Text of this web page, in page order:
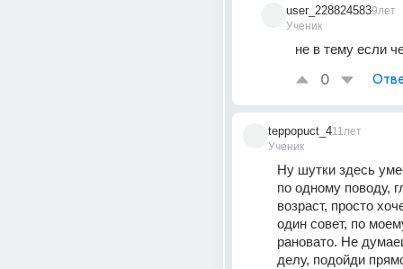
user_228824583
Ученик
9лет
не в тему если
0
teppopuct_4
Ученик
11лет
Ну шутки здесь
по одному поводу,
возраст, просто
один совет, по
рановато. Не
делу, подойди